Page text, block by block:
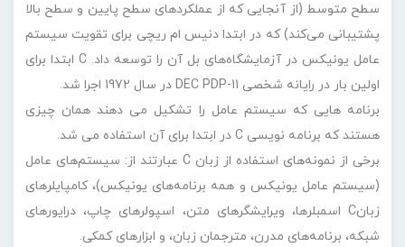
سطح متوسط (از آنجایی که از عملکردهای سطح پایین و سطح بالا
پشتیبانی می‌کند) که در ابتدا دنیس ام ریچی برای تقویت سیستم
عامل یونیکس در آزمایشگاه‌های بل آن را توسعه داد. C ابتدا برای
اولین بار در رایانه شخصی DEC PDP-11 در سال 1972 اجرا شد.
برنامه هایی که سیستم عامل را تشکیل می دهند همان چیزی
هستند که برنامه نویسی C در ابتدا برای آن استفاده می شد.
برخی از نمونه‌های استفاده از زبان C عبارتند از: سیستم‌های عامل
(سیستم عامل یونیکس و همه برنامه‌های یونیکس)، کامپایلرهای
زبانC اسمبلرها، ویرایشگرهای متن، اسپولرهای چاپ، درایورهای
شبکه، برنامه‌های مدرن، مترجمان زبان، و ابزارهای کمکی.